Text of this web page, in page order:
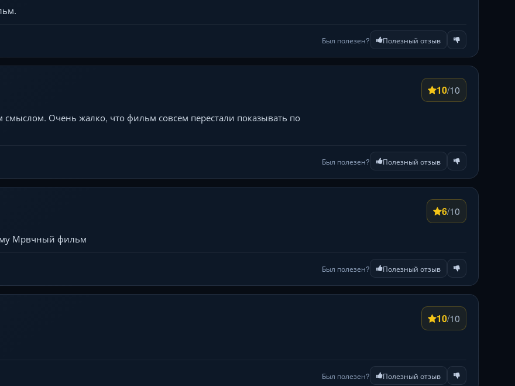
Был полезен? Полезный отзыв
10/10
Очень жалко, что фильм совсем перестали показывать по
Был полезен? Полезный отзыв
6/10
Мрвчный фильм
Был полезен? Полезный отзыв
10/10
Был полезен? Полезный отзыв